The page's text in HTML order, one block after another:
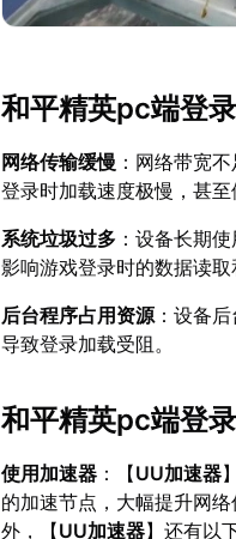
和平精英pc端登
网络传输缓慢 ：网络带宽
登录时加载速度极慢，甚至
系统垃圾过多 ：设备长期
影响游戏登录时的数据读取
后台程序占用资源：设备
导致登录加载受阻。
和平精英pc端登
使用加速器 ：【UU加速器
的加速节点，大幅提升网
外，【UU加速器】还有以